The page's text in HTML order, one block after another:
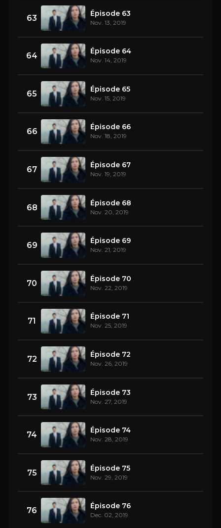
63 Épisode 63
Nov. 13, 2019
64 Épisode 64
Nov. 14, 2019
65 Épisode 65
Nov. 15, 2019
66 Épisode 66
Nov. 18, 2019
67 Épisode 67
Nov. 19, 2019
68 Épisode 68
Nov. 20, 2019
69 Épisode 69
Nov. 21, 2019
70 Épisode 70
Nov. 22, 2019
71 Épisode 71
Nov. 25, 2019
72 Épisode 72
Nov. 26, 2019
73 Épisode 73
Nov. 27, 2019
74 Épisode 74
Nov. 28, 2019
75 Épisode 75
Nov. 29, 2019
76 Épisode 76
Dec. 02, 2019